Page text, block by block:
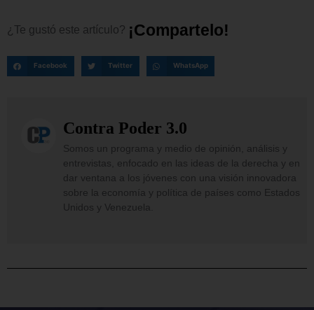
¿Te gustó este artículo? ¡Compartelo!
Facebook Twitter WhatsApp
Contra Poder 3.0
Somos un programa y medio de opinión, análisis y
entrevistas, enfocado en las ideas de la derecha y en
dar ventana a los jóvenes con una visión innovadora
sobre la economía y política de países como Estados
Unidos y Venezuela.